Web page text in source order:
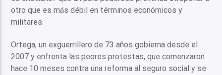
otro que es más débil en términos económicos y
militares.
Ortega, un exguerrillero de 73 años gobierna desde el
2007 y enfrenta las peores protestas, que comenzaron
hace 10 meses contra una reforma al seguro social y se